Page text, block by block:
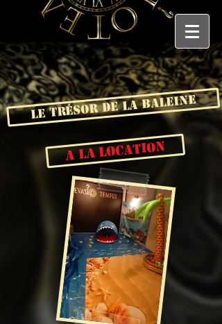
A la location
Le Trésor de la Baleine